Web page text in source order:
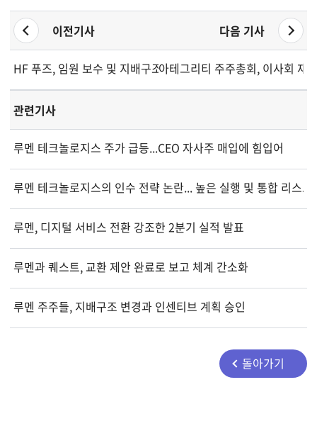
이전기사 다음 기사
HF 푸즈, 임원 보수 및 지배구조 문제로 주주 반발 직면
아테그리티 주주총회, 이사회 재
관련기사
루멘 테크놀로지스 주가 급등...CEO 자사주 매입에 힘입어
루멘 테크놀로지스의 인수 전략 논란... 높은 실행 및 통합 리스
루멘, 디지털 서비스 전환 강조한 2분기 실적 발표
루멘과 퀘스트, 교환 제안 완료로 보고 체계 간소화
루멘 주주들, 지배구조 변경과 인센티브 계획 승인
돌아가기